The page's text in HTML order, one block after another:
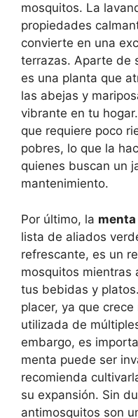
mosquitos. La
propiedades
convierte en una
terrazas. Aparte de
es una planta que
las abejas y
vibrante en tu
que requiere poco
pobres, lo que la
quienes buscan un
mantenimiento.
Por último, la menta
lista de aliados
refrescante, es un
mosquitos mientras
tus bebidas y
placer, ya que
utilizada de
embargo, es
menta puede ser
recomienda
su expansión. Sin
antimosquitos son